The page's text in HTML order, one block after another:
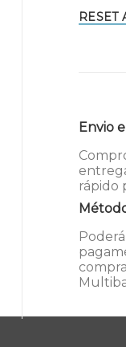
RESET
Envio
rápido